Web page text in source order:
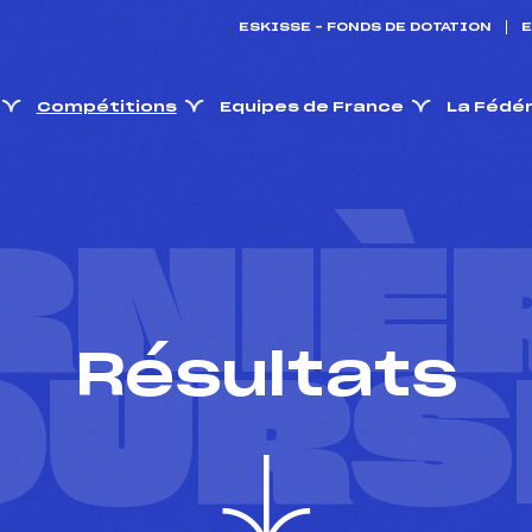
ESKISSE – FONDS DE DOTATION
Compétitions Equipes de France La
Résultats